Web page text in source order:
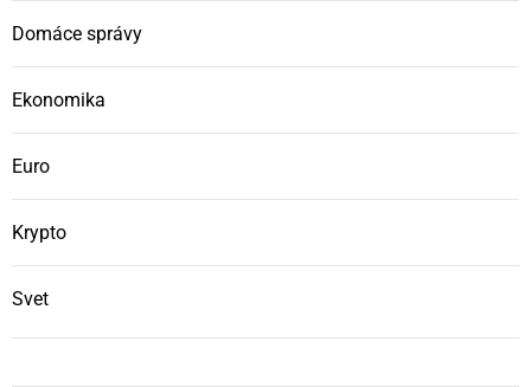
Domáce správy
Ekonomika
Euro
Krypto
Svet